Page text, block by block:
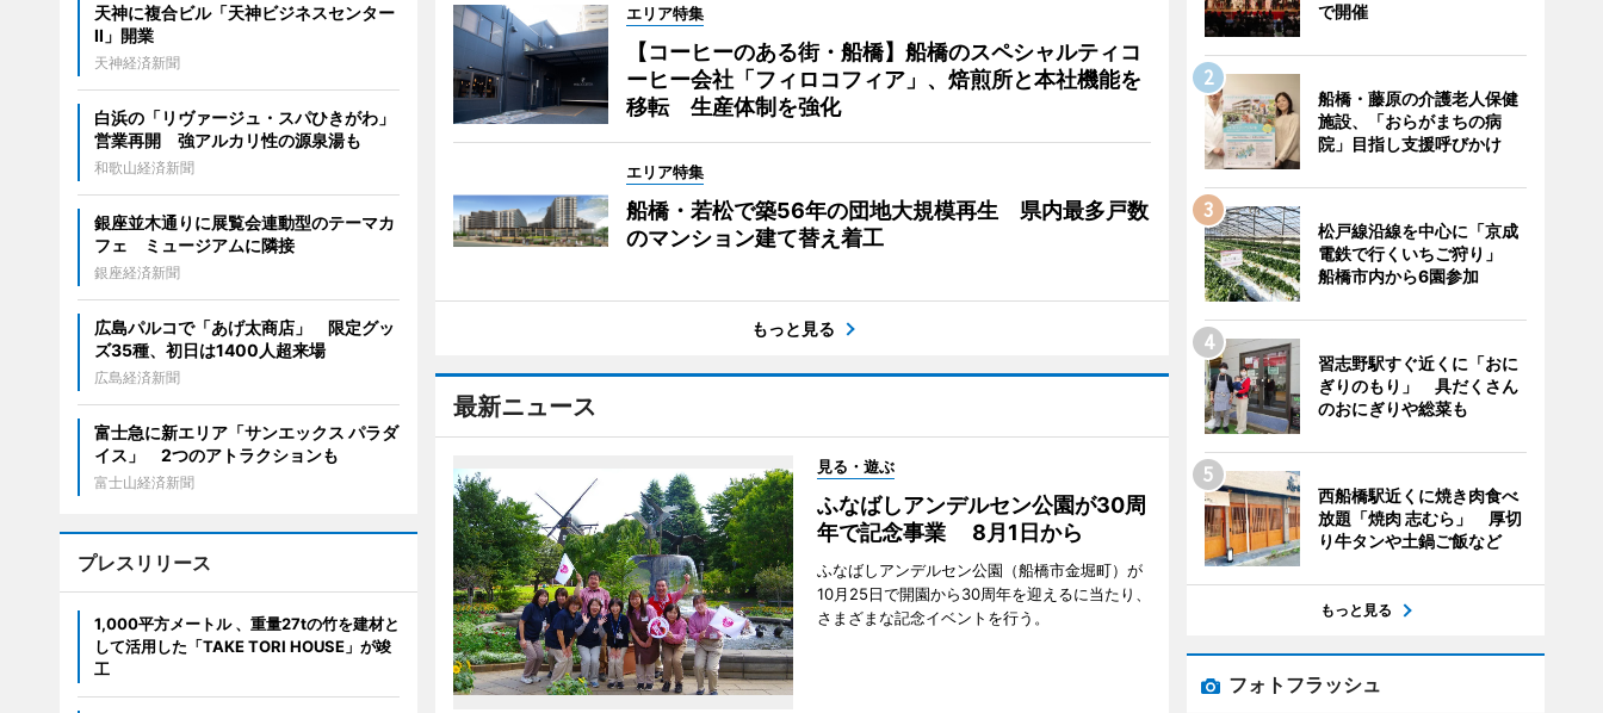
エリア特集
【コーヒーのある街・船橋】船橋のスペシャルティコ
ーヒー会社「フィロコフィア」、焙煎所と本社機能を
移転 生産体制を強化
エリア特集
船橋・若松で築56年の団地大規模再生 県内最多戸数
のマンション建て替え着工
もっと見る
最新ニュース
見る・遊ぶ
ふなばしアンデルセン公園が30周
年で記念事業 8月1日から
ふなばしアンデルセン公園（船橋市金堀町）が
10月25日で開園から30周年を迎えるに当たり、
さまざまな記念イベントを行う。
天神に複合ビル「天神ビジネスセンター
II」開業
天神経済新聞
白浜の「リヴァージュ・スパひきがわ」
営業再開 強アルカリ性の源泉湯も
和歌山経済新聞
銀座並木通りに展覧会連動型のテーマカ
フェ ミュージアムに隣接
銀座経済新聞
広島パルコで「あげ太商店」 限定グッ
ズ35種、初日は1400人超来場
広島経済新聞
富士急に新エリア「サンエックス パラダ
イス」 2つのアトラクションも
富士山経済新聞
プレスリリース
1,000平方メートル 、重量27tの竹を建材と
して活用した「TAKE TORI HOUSE」が竣
工
で開催
船橋・藤原の介護老人保健
施設、「おらがまちの病
院」目指し支援呼びかけ
松戸線沿線を中心に「京成
電鉄で行くいちご狩り」
船橋市内から6園参加
習志野駅すぐ近くに「おに
ぎりのもり」 具だくさん
のおにぎりや総菜も
西船橋駅近くに焼き肉食べ
放題「焼肉 志むら」 厚切
り牛タンや土鍋ご飯など
もっと見る
フォトフラッシュ